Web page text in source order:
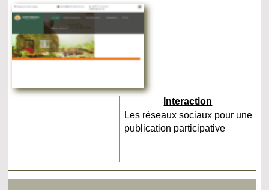
Interaction
Les réseaux sociaux pour une
publication participative